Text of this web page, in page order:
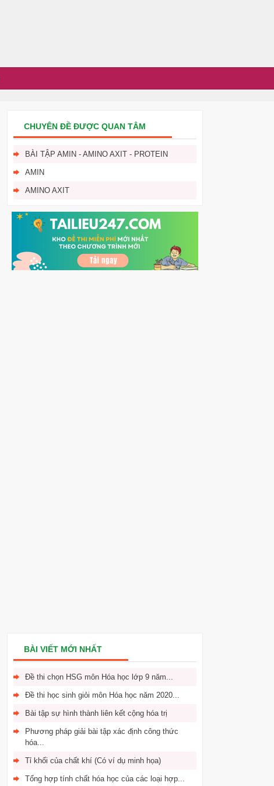
CHUYÊN ĐỀ ĐƯỢC QUAN TÂM
BÀI TẬP AMIN - AMINO AXIT - PROTEIN
AMIN
AMINO AXIT
BÀI VIẾT MỚI NHẤT
Đề thi chọn HSG môn Hóa học lớp 9 năm...
Đề thi học sinh giỏi môn Hóa học năm 2020...
Bài tập sự hình thành liên kết cộng hóa trị
Phương pháp giải bài tập xác định công thức
hóa...
Tỉ khối của chất khí (Có ví dụ minh họa)
Tổng hợp tính chất hóa học của các loại hợp...